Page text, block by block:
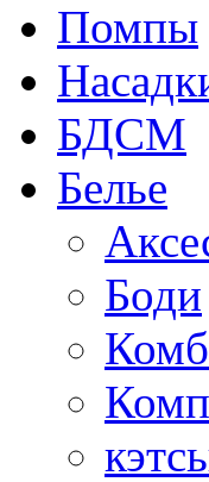
Помпы
БДСМ
Белье
Боди